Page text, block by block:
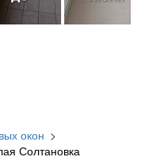
окон >
Солтановка